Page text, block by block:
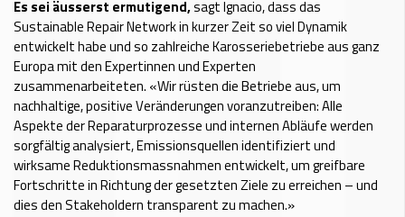
Es sei äusserst ermutigend,sagt Ignacio, dass das
Sustainable Repair Network in kurzer Zeit so viel Dynamik
entwickelt habe und so zahlreiche Karosseriebetriebe aus ganz
Europa mit den Expertinnen und Experten
zusammenarbeiteten. «Wir rüsten die Betriebe aus, um
nachhaltige, positive Veränderungen voranzutreiben: Alle
Aspekte der Reparaturprozesse und internen Abläufe werden
sorgfältig analysiert, Emissionsquellen identifiziert und
wirksame Reduktionsmassnahmen entwickelt, um greifbare
Fortschritte in Richtung der gesetzten Ziele zu erreichen – und
dies den Stakeholdern transparent zu machen.»